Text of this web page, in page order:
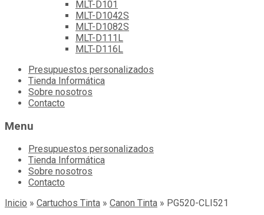
MLT-D101
MLT-D1042S
MLT-D1082S
MLT-D111L
MLT-D116L
Skip
content
Presupuestos personalizados
Tienda Informática
Sobre nosotros
Contacto
Menu
Presupuestos personalizados
Tienda Informática
Sobre nosotros
Contacto
Inicio » Cartuchos Tinta » Canon Tinta » PG520-CLI521